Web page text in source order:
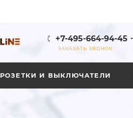
+7-495-664-94-45
ЗАКАЗАТЬ ЗВОНОК
РОЗЕТКИ И ВЫКЛЮЧАТЕЛИ